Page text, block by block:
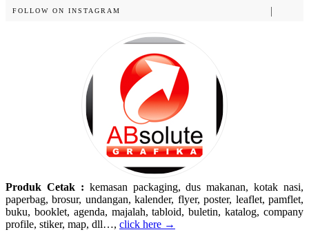
FOLLOW ON INSTAGRAM
Produk Cetak : kemasan packaging, dus makanan, kotak nasi,
paperbag, brosur, undangan, kalender, flyer, poster, leaflet, pamflet,
buku, booklet, agenda, majalah, tabloid, buletin, katalog, company
profile, stiker, map, dll…, click here →